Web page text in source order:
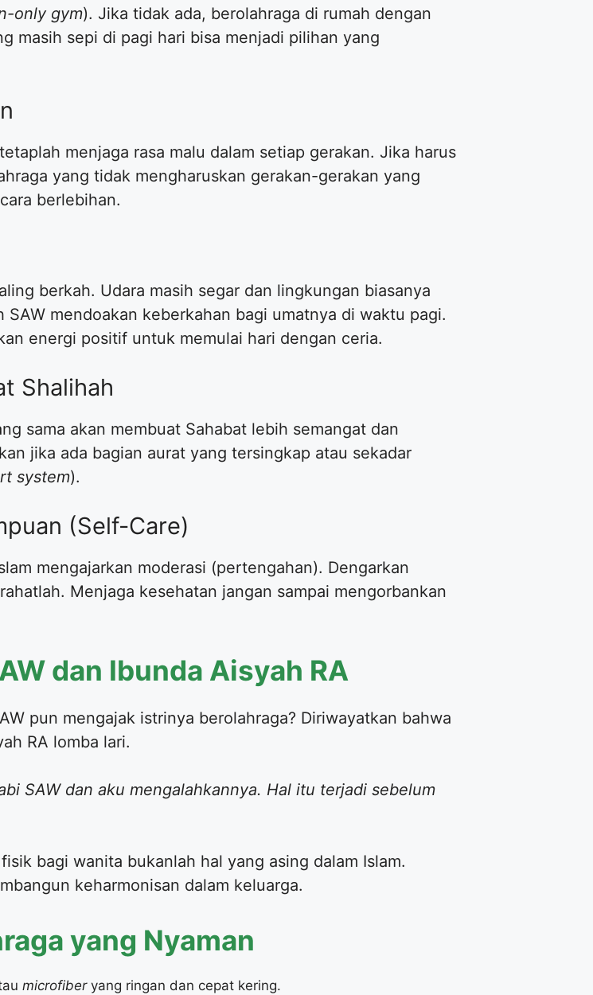
only gym). Jika tidak ada, berolahraga di rumah dengan
masih sepi di pagi hari bisa menjadi pilihan yang
menjaga rasa malu dalam setiap gerakan. Jika harus
yang tidak mengharuskan gerakan-gerakan yang
berlebihan.
berkah. Udara masih segar dan lingkungan biasanya
mendoakan keberkahan bagi umatnya di waktu pagi.
energi positif untuk memulai hari dengan ceria.
Shalihah
sama akan membuat Sahabat lebih semangat dan
jika ada bagian aurat yang tersingkap atau sekadar
system).
(Self-Care)
mengajarkan moderasi (pertengahan). Dengarkan
Menjaga kesehatan jangan sampai mengorbankan
dan Ibunda Aisyah RA
pun mengajak istrinya berolahraga? Diriwayatkan bahwa
RA lomba lari.
SAW dan aku mengalahkannya. Hal itu terjadi sebelum
bagi wanita bukanlah hal yang asing dalam Islam.
keharmonisan dalam keluarga.
yang Nyaman
microfiberyang ringan dan cepat kering.